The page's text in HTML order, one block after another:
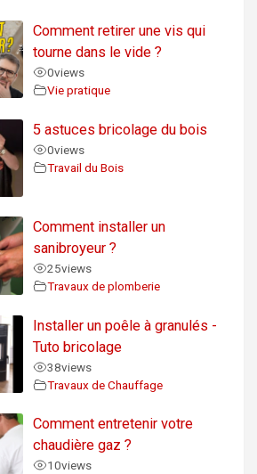
Comment retirer une vis qui
tourne dans le vide ?
0views
Vie pratique
5 astuces bricolage du bois
0views
Travail du Bois
Comment installer un
sanibroyeur ?
25views
Travaux de plomberie
Installer un poêle à granulés -
Tuto bricolage
38views
Travaux de Chauffage
Comment entretenir votre
chaudière gaz ?
10views